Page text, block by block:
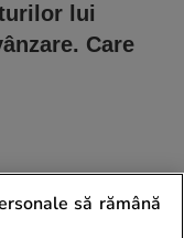
lui
Care
să rămână